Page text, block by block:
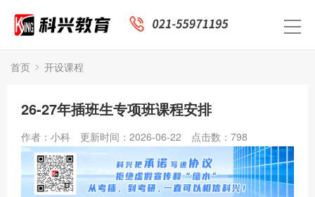
首页 开设课程
26-27年插班生专项班课程安排
作者：小科 更新时间：2026-06-22 点击数： 798